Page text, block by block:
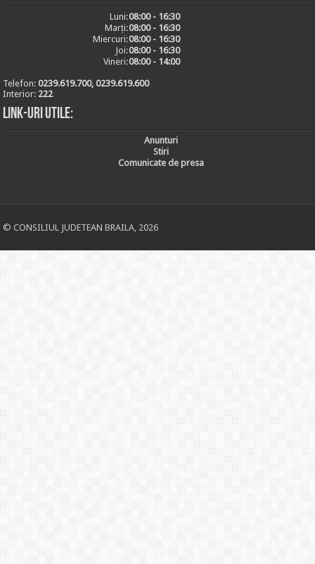
Luni:08:00 - 16:30
Marți:08:00 - 16:30
Miercuri:08:00 - 16:30
Joi:08:00 - 16:30
Vineri:08:00 - 14:00
Telefon:0239.619.700, 0239.619.600
Interior: 222
Link-uri utile:
Anunturi
Stiri
Comunicate de presa
© CONSILIUL JUDETEAN BRAILA, 2026